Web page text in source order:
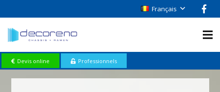
Français
Devis online Professionnels